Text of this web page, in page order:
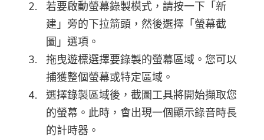
若要啟動螢幕錄製模式，請按一下「新
建」旁的下拉箭頭，然後選擇「螢幕截
圖」選項。
拖曳遊標選擇要錄製的螢幕區域。您可以
捕獲整個螢幕或特定區域。
選擇錄製區域後，截圖工具將開始擷取您
的螢幕。此時，會出現一個顯示錄音時長
的計時器。